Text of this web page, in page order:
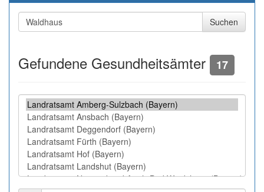
Gefundene Gesundheitsämter 17